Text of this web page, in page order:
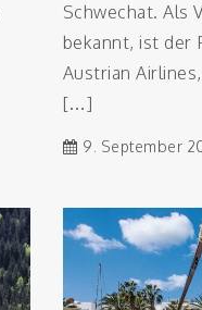
Schwechat. Als
bekannt, ist der
Austrian
[…]
9. September